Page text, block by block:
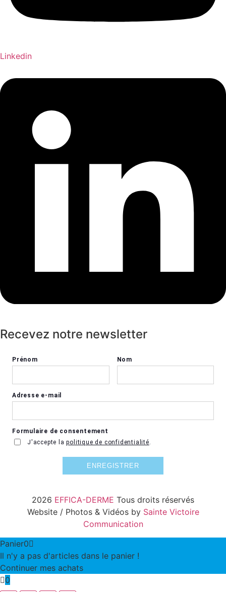
Linkedin
Recevez notre newsletter
2026 EFFICA-DERME Tous droits réservés
Website / Photos & Vidéos by Sainte Victoire
Communication
Panier0
Il n'y a pas d'articles dans le panier !
Continuer mes achats
0